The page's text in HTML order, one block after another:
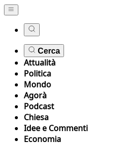
Cerca
Attualità
Politica
Mondo
Agorà
Podcast
Chiesa
Idee e Commenti
Economia